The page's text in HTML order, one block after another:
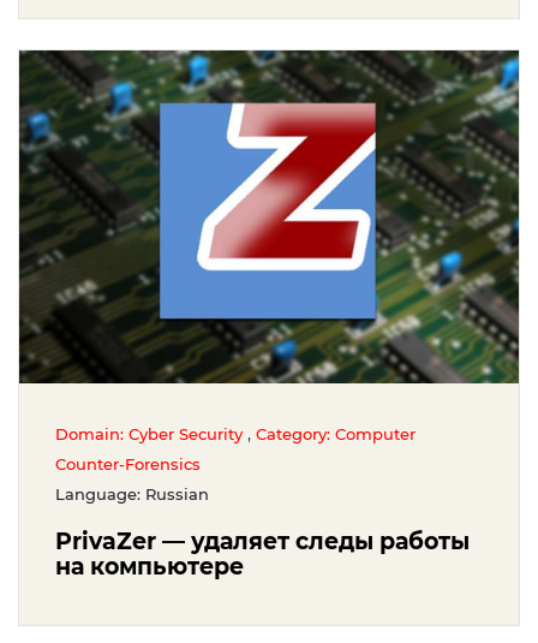
Domain: Cyber Security , Category: Computer
Counter-Forensics
Language: Russian
PrivaZer — удаляет следы работы
на компьютере